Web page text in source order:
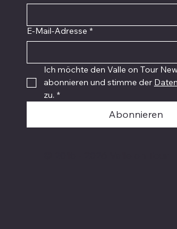
E-Mail-Adresse *
Ich möchte den Valle on Tour
abonnieren und stimme der
zu. *
Abonnieren